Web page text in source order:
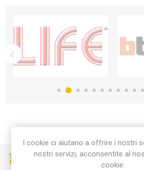
CONSEGNE VELOCI
I cookie ci aiutano a offrire i nostri
nostri servizi, acconsentite al
cookie.